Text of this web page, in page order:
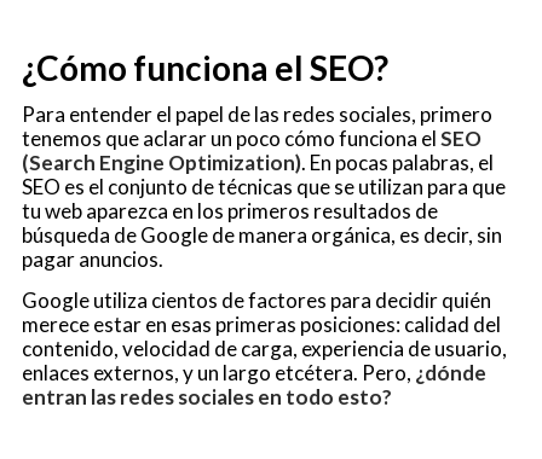
¿Cómo funciona el SEO?
Para entender el papel de las redes sociales, primero
tenemos que aclarar un poco cómo funciona elSEO
(Search Engine Optimization). En pocas palabras, el
SEO es el conjunto de técnicas que se utilizan para que
tu web aparezca en los primeros resultados de
búsqueda de Google de manera orgánica, es decir, sin
pagar anuncios.
Google utiliza cientos de factores para decidir quién
merece estar en esas primeras posiciones: calidad del
contenido, velocidad de carga, experiencia de usuario,
enlaces externos, y un largo etcétera. Pero, ¿dónde
entran las redes sociales en todo esto?